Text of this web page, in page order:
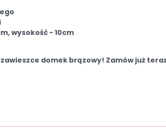
wysokość - 10cm
domek brązowy! Zamów już